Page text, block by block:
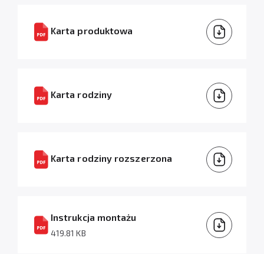
Karta produktowa
Karta rodziny
Karta rodziny rozszerzona
Instrukcja montażu
419.81 KB